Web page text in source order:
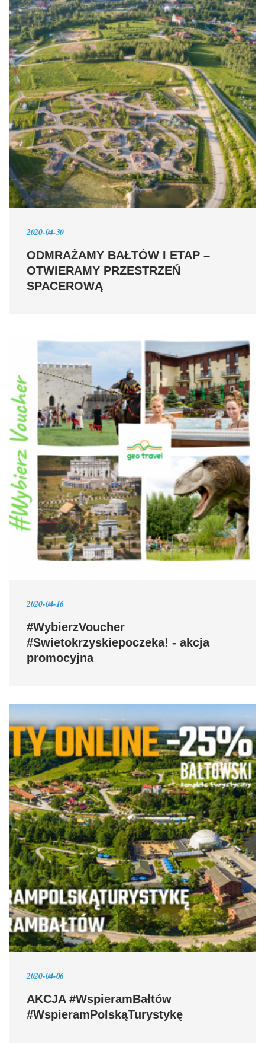
2020-04-30
ODMRAŻAMY BAŁTÓW I ETAP –
OTWIERAMY PRZESTRZEŃ
SPACEROWĄ
2020-04-16
#WybierzVoucher
#Swietokrzyskiepoczeka! - akcja
promocyjna
2020-04-06
AKCJA #WspieramBałtów
#WspieramPolskąTurystykę